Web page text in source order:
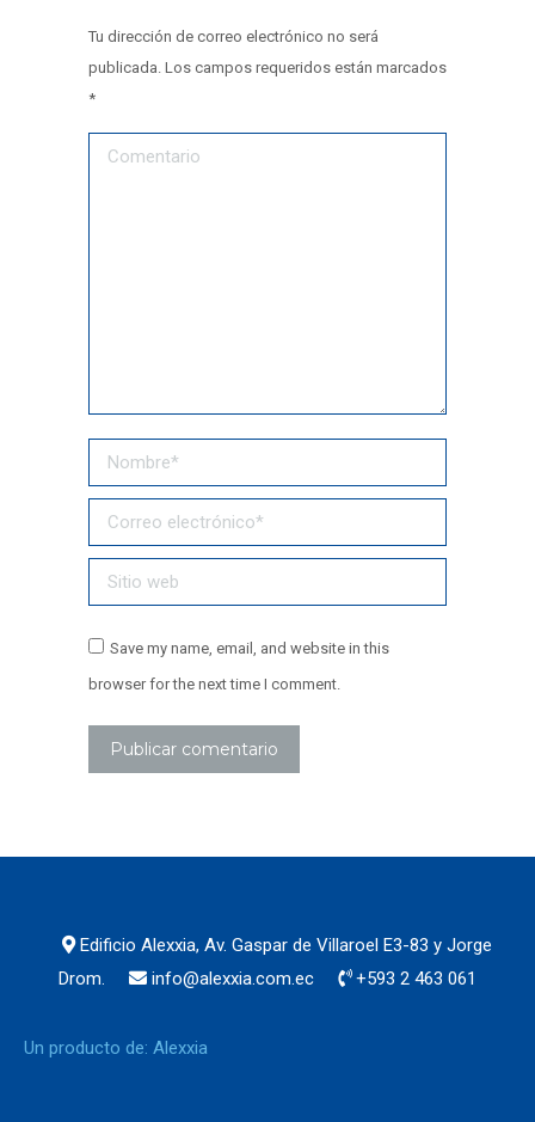
Tu dirección de correo electrónico no será
publicada. Los campos requeridos están marcados
*
Comentario
Nombre *
Correo electrónico *
Sitio web
Save my name, email, and website in this
browser for the next time I comment.
Publicar comentario
Edificio Alexxia, Av. Gaspar de Villaroel E3-83 y Jorge
Drom.
info@alexxia.com.ec +593 2 463 061
Un producto de: Alexxia